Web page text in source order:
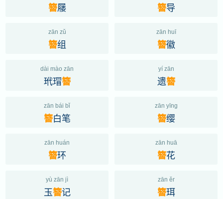
簪屦 簪导
zān zǔ
簪组
zān huī
簪徽
dài mào zān
玳瑁簪
yí zān
遗簪
zān bái bǐ
簪白笔
zān yīng
簪缨
zān huán
簪环
zān huā
簪花
yù zān jì
玉簪记
zān ěr
簪珥